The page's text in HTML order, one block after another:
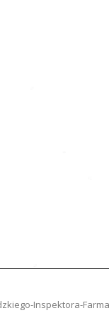
Inspektora-